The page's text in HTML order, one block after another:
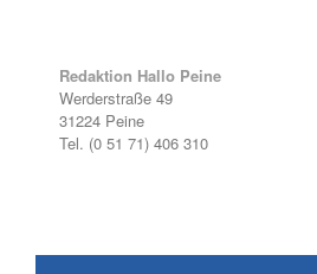
Redaktion Hallo Peine
Werderstraße 49
31224 Peine
Tel. (0 51 71) 406 310